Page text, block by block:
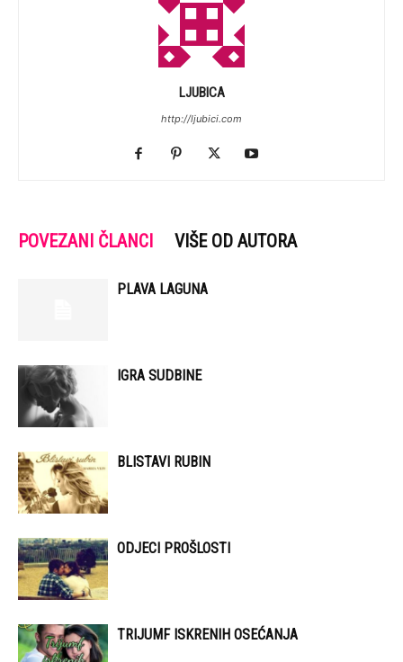
LJUBICA
http://ljubici.com
POVEZANI ČLANCI VIŠE OD AUTORA
PLAVA LAGUNA
IGRA SUDBINE
BLISTAVI RUBIN
ODJECI PROŠLOSTI
TRIJUMF ISKRENIH OSEĆANJA